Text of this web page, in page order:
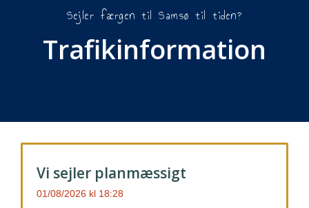
Sejler færgen til Samsø til tiden?
Trafikinformation
Vi sejler planmæssigt
01/08/2026 18:28